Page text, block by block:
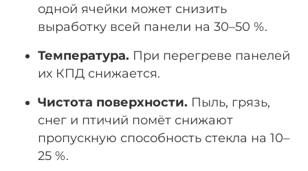
одной ячейки может снизить
выработку всей панели на 30–50 %.
Температура. При перегреве панелей
их КПД снижается.
Чистота поверхности. Пыль, грязь,
снег и птичий помёт снижают
пропускную способность стекла на 10–
25 %.